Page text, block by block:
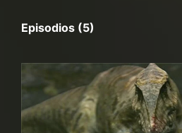
Episodios (5)